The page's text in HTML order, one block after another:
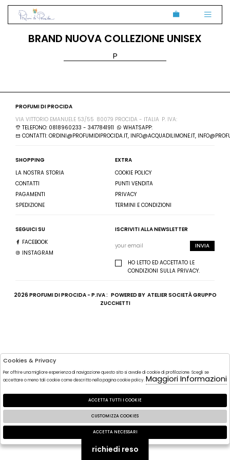
BRAND NUOVA COLLEZIONE UNISEX
P
PROFUMI DI PROCIDA
VIA VITTORIO EMANUELE 53/55 80079 PROCIDA - ITALIA P. IVA:
TELEFONO: 0818960233 - 3477841911
WHATSAPP:
CONTATTI: ORDINI@PROFUMIDIPROCIDA.IT, INFO@ACQUADILIMONE.IT,
SHOPPING
LA NOSTRA STORIA
CONTATTI
PAGAMENTI
SPEDIZIONE
EXTRA
COOKIE POLICY
PUNTI VENDITA
PRIVACY
TERMINI E CONDIZIONI
SEGUICI SU
FACEBOOK
INSTAGRAM
ISCRIVITI ALLA NEWSLETTER
HO LETTO ED ACCETTATO LE
CONDIZIONI SULLA PRIVACY.
INVIA
2026 PROFUMI DI PROCIDA - P.IVA : POWERED BY ATELIER SOCIETÀGRUPPO
ZUCCHETTI
🍪
richiedi reso
Cookies & Privacy
Per offrire una migliore esperienza di navigazione questo sito si avvale di cookie di profilazione. Scegli se
accettare o meno tali cookie come descritto nella pagina cookie policy.Maggiori Informazioni
ACCETTA TUTTI I COOKIE
CUSTOMIZZA COOKIES
ACCETTA NECESSARI